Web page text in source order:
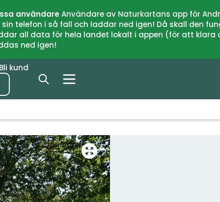
användareAnvändare av Naturkartans app för
telefon i så fall och laddar ned igen! Då skall den
all data för hela landet lokalt i appen (för att
ned igen!
Bli kund
Gå
till
helskärmsläge